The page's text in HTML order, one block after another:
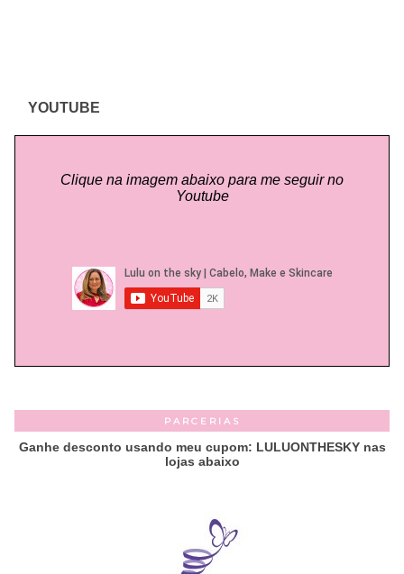
YOUTUBE
Clique na imagem abaixo para me seguir no
Youtube
PARCERIAS
Ganhe desconto usando meu cupom: LULUONTHESKY nas
lojas abaixo